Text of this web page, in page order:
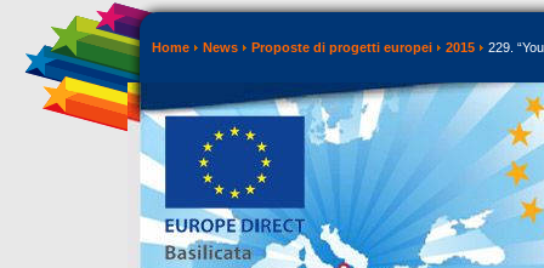
Home News Proposte di progetti europei 2015 229.